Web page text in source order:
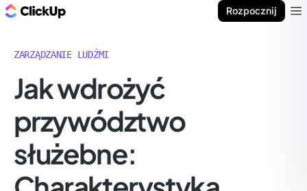
Rozpocznij
ZARZĄDZANIE LUDŹMI
Jak wdrożyć
przywództwo
służebne: